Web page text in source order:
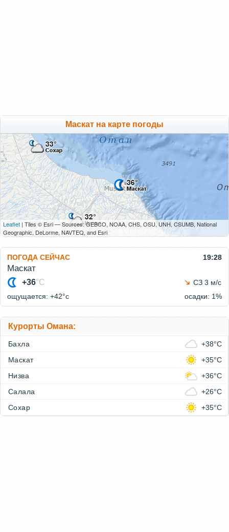
Маскат на карте погоды
Leaflet | Tiles © Esri — Sources: GEBCO, NOAA, CHS, OSU, UNH, CSUMB, National
Geographic, DeLorme, NAVTEQ, and Esri
ПОГОДА СЕЙЧАС 19:28
Маскат
+36°C
СЗ 3 м/с
ощущается: +42°c
осадки: 1%
Курорты Омана:
Бахла
+38°C
Маскат
+35°C
Низва
+36°C
Салала
+26°C
Сохар
+35°C